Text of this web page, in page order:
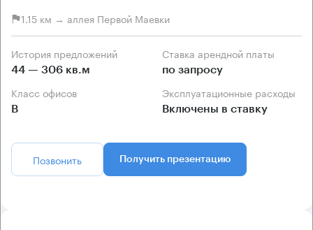
1.15 км → аллея Первой Маевки
История предложений
44 — 306 кв.м
Ставка арендной платы
по запросу
Класс офисов
B
Эксплуатационные расходы
Включены в ставку
Позвонить Получить презентацию